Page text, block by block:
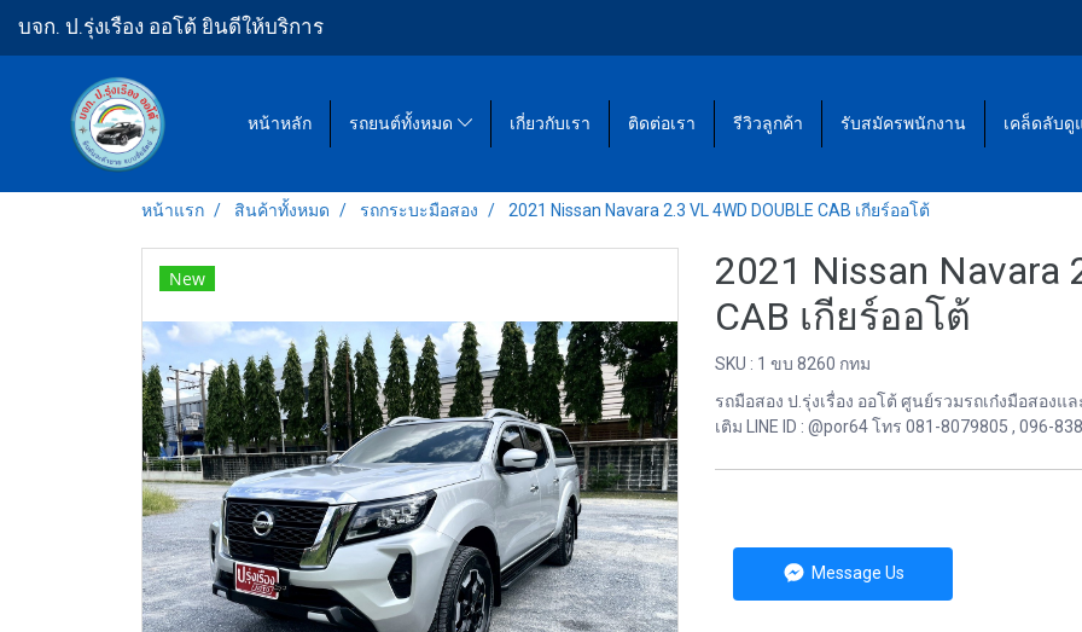
บจก. ป.รุ่งเรือง ออโต้ ยินดีให้บริการ
หน้าหลัก รถยนต์ทั้งหมด เกี่ยวกับเรา ติดต่อเรา รีวิวลูกค้า รับสมัครพนักงาน เคล็ดลับดู
หน้าแรก สินค้าทั้งหมด รถกระบะมือสอง 2021 Nissan Navara 2.3 VL 4WD DOUBLE CAB เกียร์ออโต้
New
2021 Nissan Navara
CAB เกียร์ออโต้
SKU : 1 ขบ 8260 กทม
รถมือสอง ป.รุ่งเรื่อง ออโต้ ศูนย์รวมรถเก๋งมือสอง
เติม LINE ID : @por64 โทร 081-8079805 , 096-
Message Us